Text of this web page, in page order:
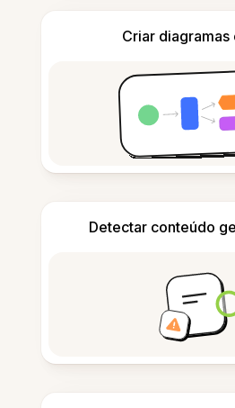
Criar diagramas
Detectar conteúdo